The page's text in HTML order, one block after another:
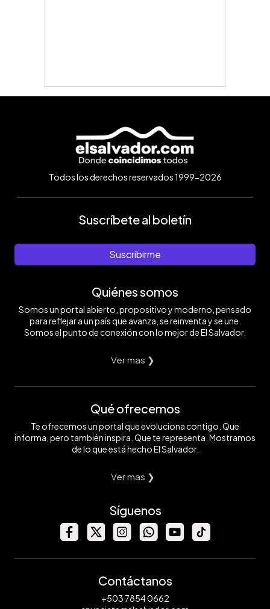
Todos los derechos reservados 1999-2026
Suscríbete al boletín
Suscribirme
Quiénes somos
Somos un portal abierto, propositivo y moderno, pensado
para reflejar a un país que avanza, se reinventa y se une.
Somos el punto de conexión con lo mejor de El Salvador.
Ver mas ❯
Qué ofrecemos
Te ofrecemos un portal que evoluciona contigo. Que
informa, pero también inspira. Que te representa. Mostramos
de lo que está hecho El Salvador.
Ver mas ❯
Síguenos
Contáctanos
+503 7854 0662